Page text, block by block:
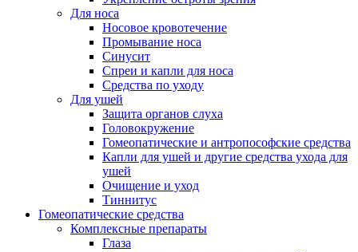
Для носа
Носовое кровотечение
Промывание носа
Синусит
Спреи и капли для носа
Средства по уходу
Для ушей
Защита органов слуха
Головокружение
Гомеопатические и антропософские средства
Капли для ушей и другие средства ухода для
ушей
Очищение и уход
Тиннитус
Гомеопатические средства
Комплексные препараты
Глаза